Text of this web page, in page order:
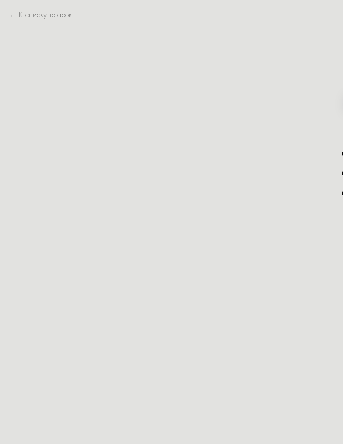
К списку товаров